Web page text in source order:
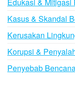
Kasus & Skandal
Kerusakan
Korupsi &
Penyebab